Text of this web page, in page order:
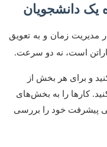
دانشجویان
مدیریت زمان و به تعویق
است، نه دو سرعت.
و برای هر بخش از
کارها را به بخش‌های
پیشرفت خود را بررسی